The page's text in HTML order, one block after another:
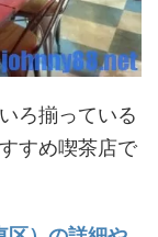
ろ揃っている
すめ喫茶店で